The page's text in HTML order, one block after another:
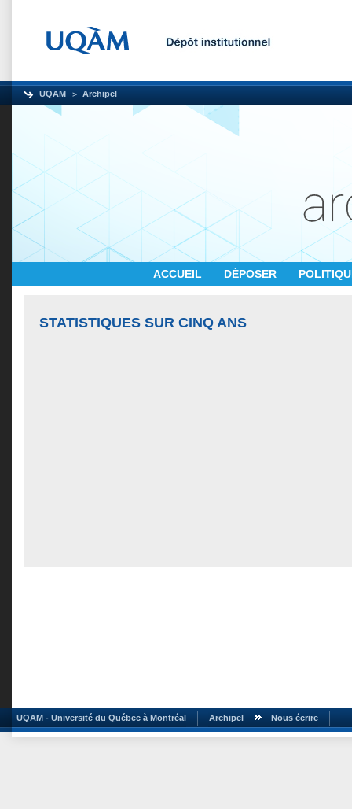
UQAM Archipel
ACCUEIL DÉPOSER
STATISTIQUES SUR CINQ ANS
UQAM - Université du Québec à Montréal Archipel Nous écrire